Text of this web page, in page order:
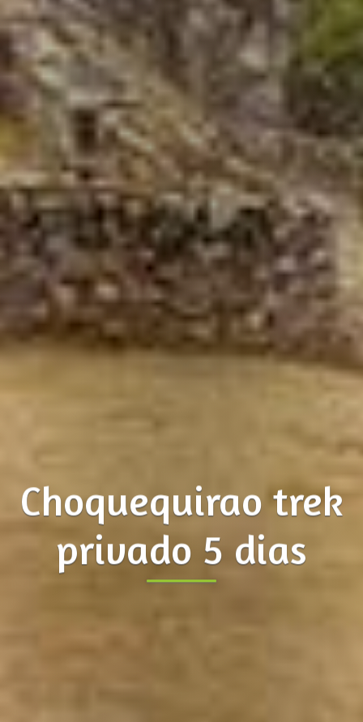
Choquequirao trek
privado 5 dias